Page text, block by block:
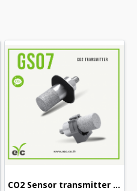
CO2 Sensor transmitter GS07-15-C (5000PPM)